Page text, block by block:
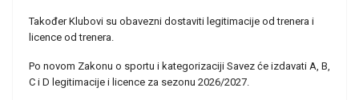
Također Klubovi su obavezni dostaviti legitimacije od trenera i
licence od trenera.
Po novom Zakonu o sportu i kategorizaciji Savez će izdavati A, B,
C i D legitimacije i licence za sezonu 2026/2027.